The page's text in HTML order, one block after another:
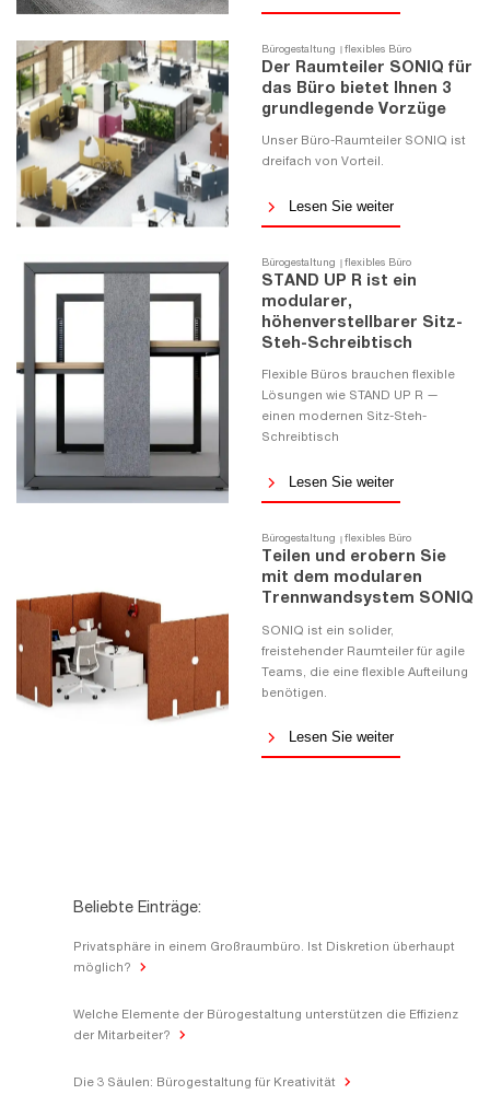
Bürogestaltung flexibles Büro
Der Raumteiler SONIQ für
das Büro bietet Ihnen 3
grundlegende Vorzüge
Unser Büro-Raumteiler SONIQ ist
dreifach von Vorteil.
Lesen Sie weiter
Bürogestaltung flexibles Büro
STAND UP R ist ein
modularer,
höhenverstellbarer Sitz-
Steh-Schreibtisch
Flexible Büros brauchen flexible
Lösungen wie STAND UP R —
einen modernen Sitz-Steh-
Schreibtisch
Lesen Sie weiter
Bürogestaltung flexibles Büro
Teilen und erobern Sie
mit dem modularen
Trennwandsystem SONIQ
SONIQ ist ein solider,
freistehender Raumteiler für agile
Teams, die eine flexible Aufteilung
benötigen.
Lesen Sie weiter
Beliebte Einträge:
Privatsphäre in einem Großraumbüro. Ist Diskretion überhaupt
möglich?
Welche Elemente der Bürogestaltung unterstützen die Effizienz
der Mitarbeiter?
Die 3 Säulen: Bürogestaltung für Kreativität